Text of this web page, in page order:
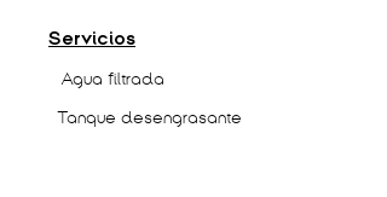
Servicios
Agua filtrada
Tanque desengrasante